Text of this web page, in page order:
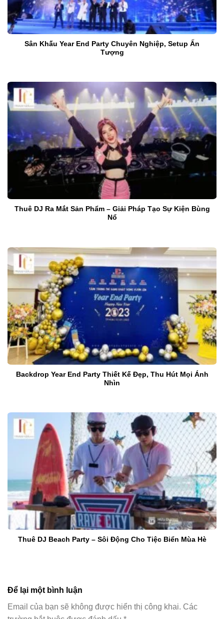
Sân Khấu Year End Party Chuyên Nghiệp, Setup Ấn
Tượng
Thuê DJ Ra Mắt Sản Phẩm – Giải Pháp Tạo Sự Kiện Bùng
Nổ
Backdrop Year End Party Thiết Kế Đẹp, Thu Hút Mọi Ánh
Nhìn
Thuê DJ Beach Party – Sôi Động Cho Tiệc Biển Mùa Hè
Để lại một bình luận
Email của bạn sẽ không được hiển thị công khai. Các